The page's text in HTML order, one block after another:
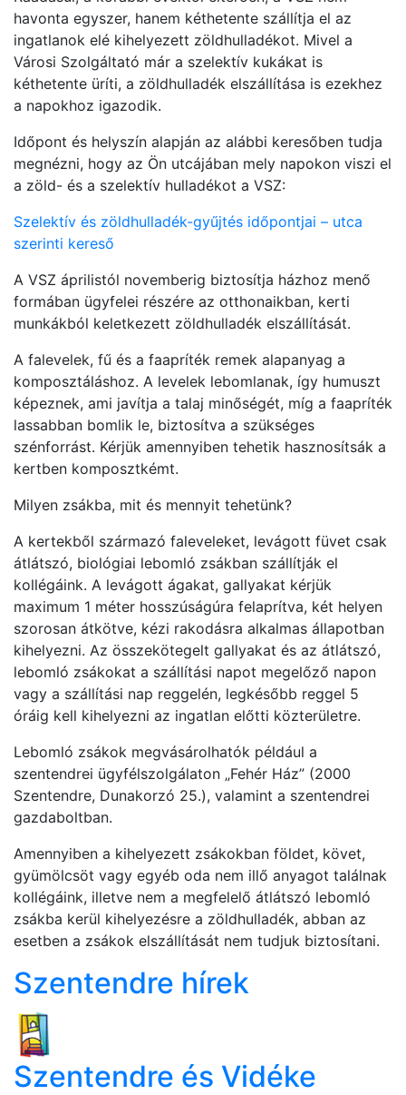
havonta egyszer, hanem kéthetente szállítja el az
ingatlanok elé kihelyezett zöldhulladékot. Mivel a
Városi Szolgáltató már a szelektív kukákat is
kéthetente üríti, a zöldhulladék elszállítása is ezekhez
a napokhoz igazodik.
Időpont és helyszín alapján az alábbi keresőben tudja
megnézni, hogy az Ön utcájában mely napokon viszi el
a zöld- és a szelektív hulladékot a VSZ:
Szelektív és zöldhulladék-gyűjtés időpontjai – utca
szerinti kereső
A VSZ áprilistól novemberig biztosítja házhoz menő
formában ügyfelei részére az otthonaikban, kerti
munkákból keletkezett zöldhulladék elszállítását.
A falevelek, fű és a faapríték remek alapanyag a
komposztáláshoz. A levelek lebomlanak, így humuszt
képeznek, ami javítja a talaj minőségét, míg a faapríték
lassabban bomlik le, biztosítva a szükséges
szénforrást. Kérjük amennyiben tehetik hasznosítsák a
kertben komposztkémt.
Milyen zsákba, mit és mennyit tehetünk?
A kertekből származó faleveleket, levágott füvet csak
átlátszó, biológiai lebomló zsákban szállítják el
kollégáink. A levágott ágakat, gallyakat kérjük
maximum 1 méter hosszúságúra felaprítva, két helyen
szorosan átkötve, kézi rakodásra alkalmas állapotban
kihelyezni. Az összekötegelt gallyakat és az átlátszó,
lebomló zsákokat a szállítási napot megelőző napon
vagy a szállítási nap reggelén, legkésőbb reggel 5
óráig kell kihelyezni az ingatlan előtti közterületre.
Lebomló zsákok megvásárolhatók például a
szentendrei ügyfélszolgálaton „Fehér Ház” (2000
Szentendre, Dunakorzó 25.), valamint a szentendrei
gazdaboltban.
Amennyiben a kihelyezett zsákokban földet, követ,
gyümölcsöt vagy egyéb oda nem illő anyagot találnak
kollégáink, illetve nem a megfelelő átlátszó lebomló
zsákba kerül kihelyezésre a zöldhulladék, abban az
esetben a zsákok elszállítását nem tudjuk biztosítani.
Szentendre hírek
Szentendre és Vidéke